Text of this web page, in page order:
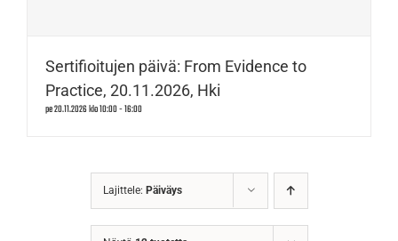
Sertifioitujen päivä: From Evidence to
Practice, 20.11.2026, Hki
pe 20.11.2026 klo 10:00-16:00
Lajittele: Päiväys